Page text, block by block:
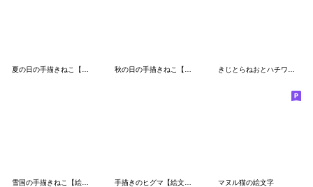
夏の日の手描きねこ【絵文字】 秋の日の手描きねこ【絵文字】 きじとらねおとハチワレしゃちの便利絵文字
マヌル猫の絵文字